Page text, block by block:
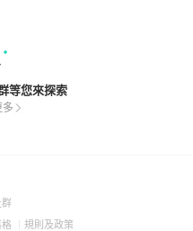
等您來探索
多
群(Open
格 (Open
規則及政策(Open